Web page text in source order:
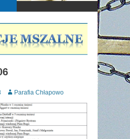
AuthorParafia Chłapowo